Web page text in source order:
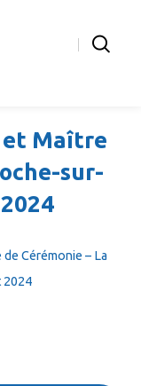
et Maître
sur-
Cérémonie – La
2024